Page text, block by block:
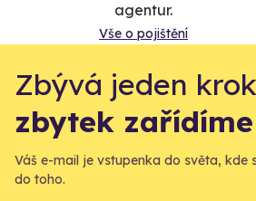
agentur.
Vše o pojištění
Zbývá jeden
zbytek
Váš e-mail je vstupenka do světa, kde
do toho.